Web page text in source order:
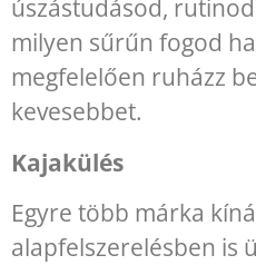
úszástudásod,
milyen sűrűn fogod
megfelelően ruházz
kevesebbet.
Kajakülés
Egyre több márka
alapfelszerelésben is